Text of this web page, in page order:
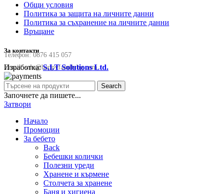
Общи условия
Политика за защита на личните данни
Политика за съхранение на личните данни
Връщане
За контакти
Телефон:0876 415 057
Email:sale@happyfamilybg.com
Изработка:S.I.T Solutions Ltd.
Search
Започнете да пишете...
Затвори
Начало
Промоции
За бебето
Back
Бебешки колички
Полезни уреди
Хранене и кърмене
Столчета за хранене
Баня и хигиена